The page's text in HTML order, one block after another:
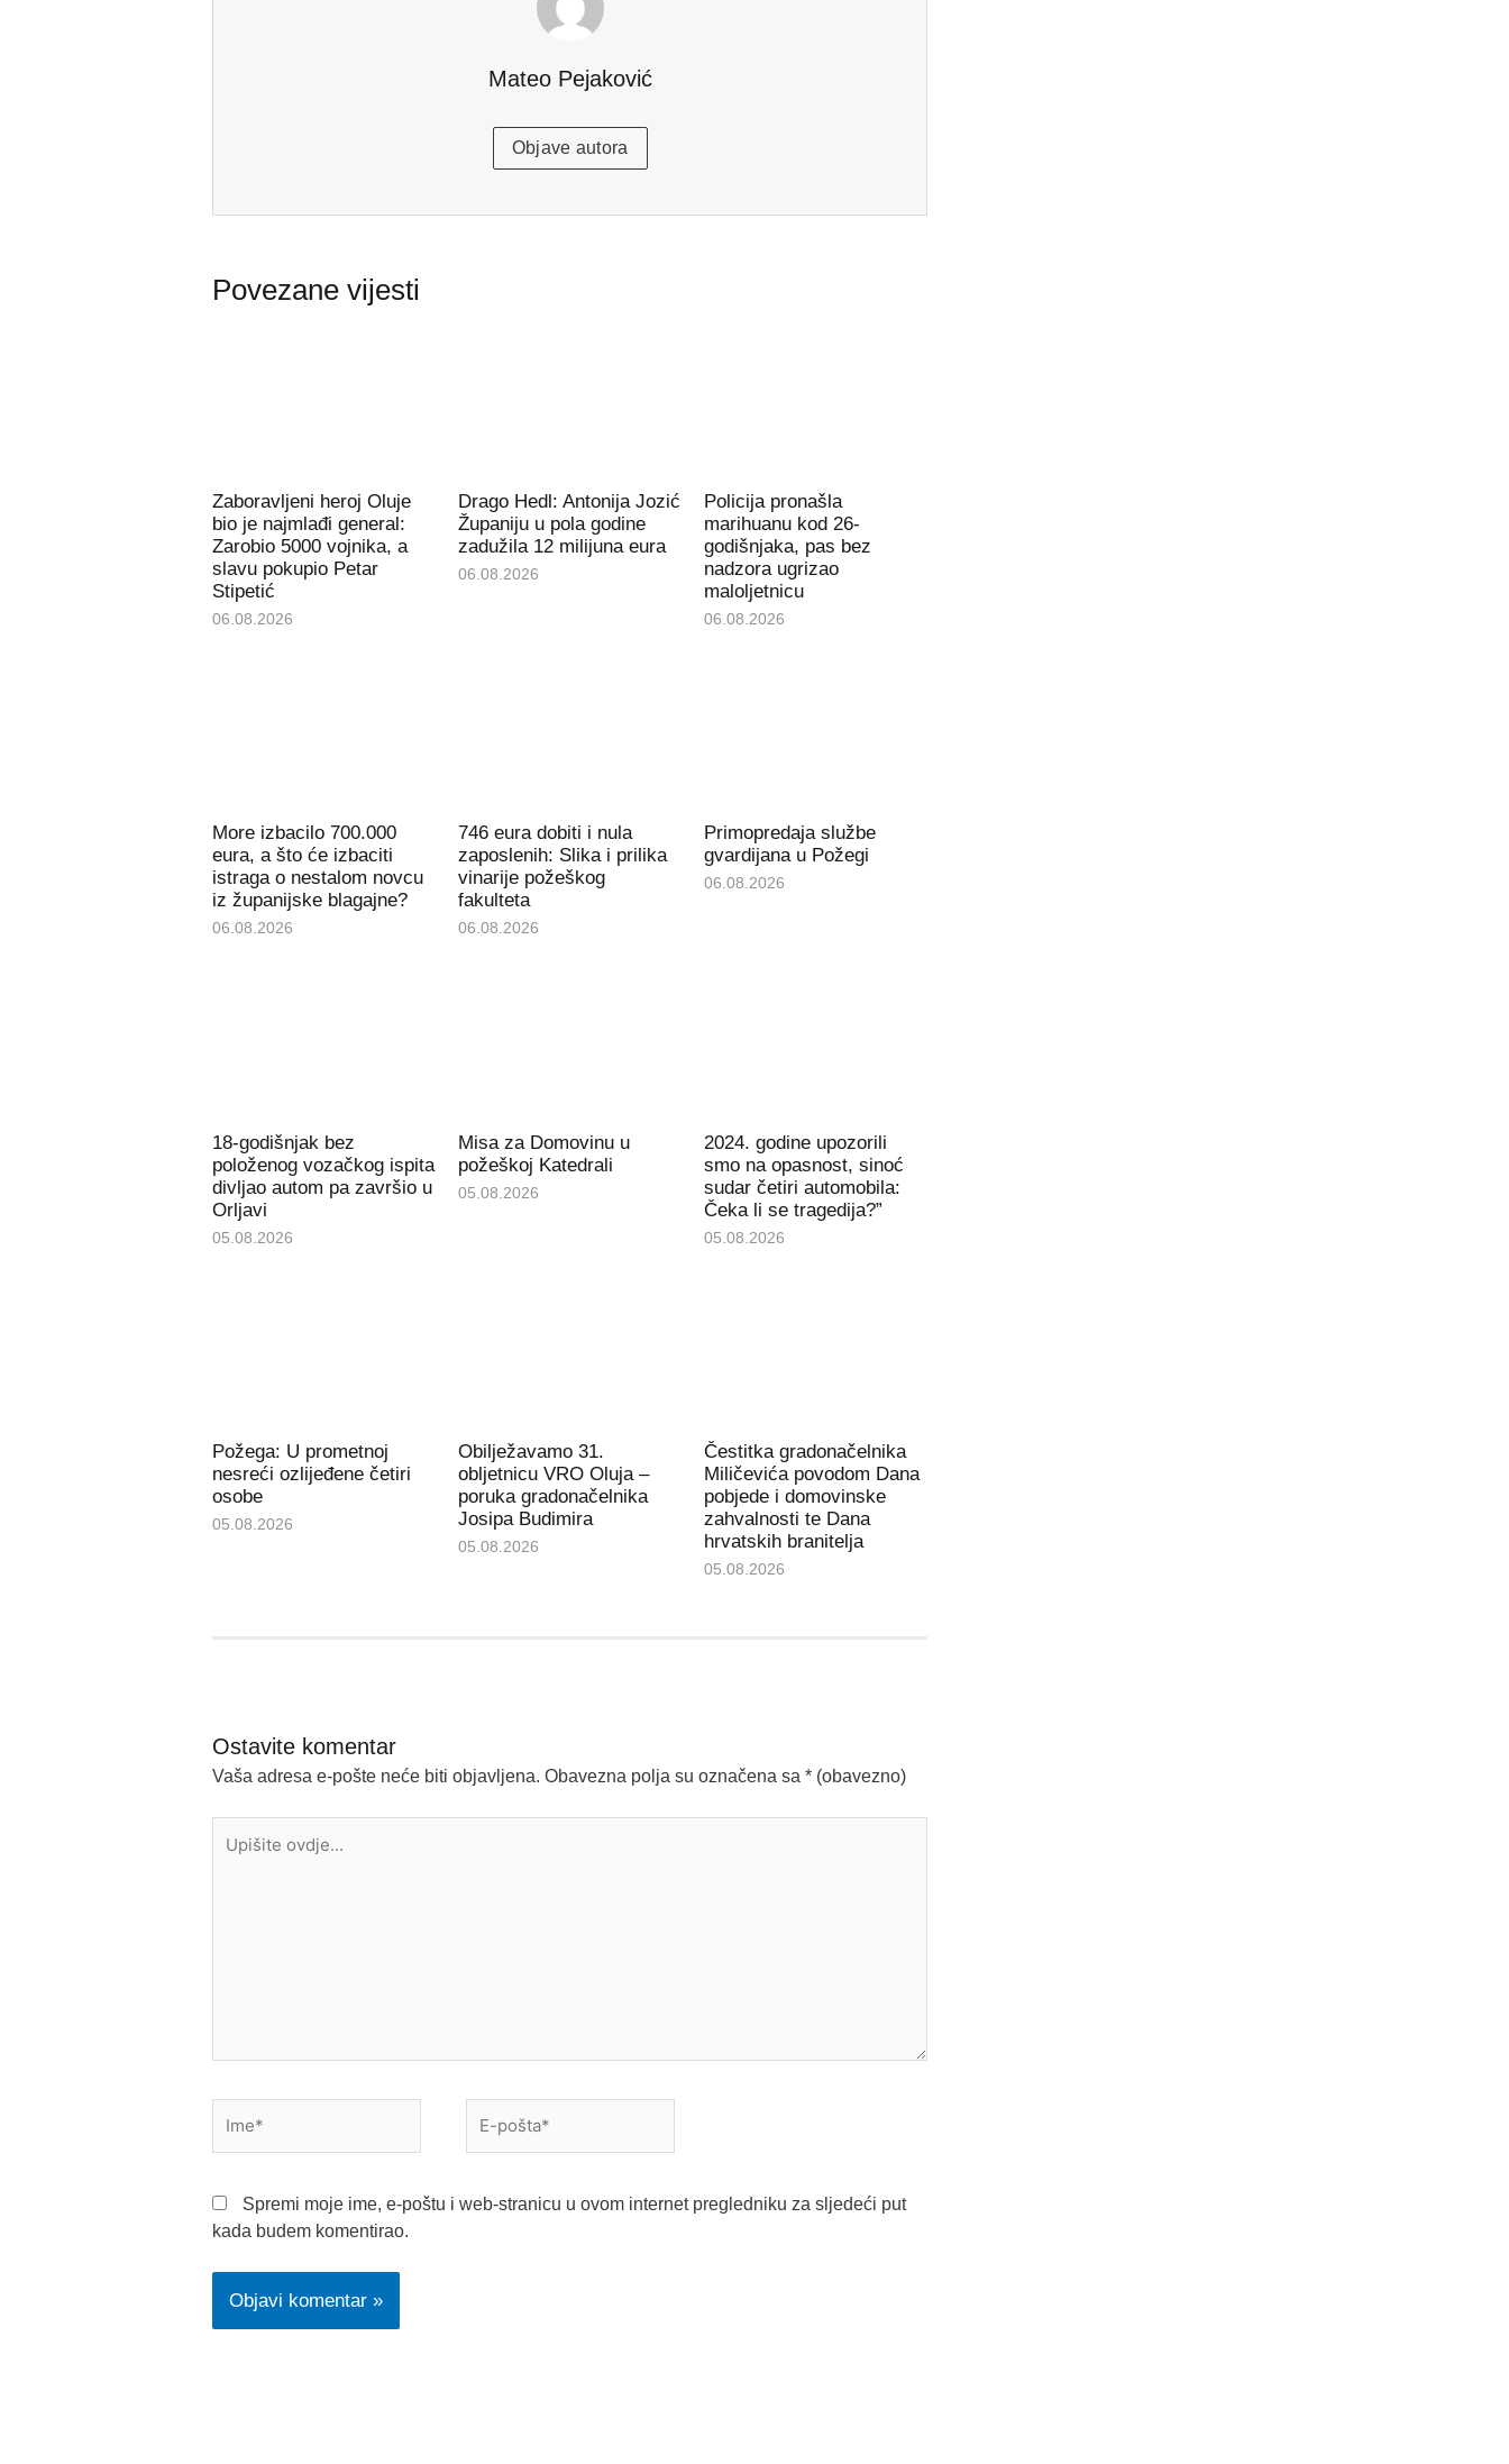
Mateo Pejaković
Objave autora
Povezane vijesti
Zaboravljeni heroj Oluje
bio je najmlađi general:
Zarobio 5000 vojnika, a
slavu pokupio Petar
Stipetić
06.08.2026
Drago Hedl: Antonija Jozić
Županiju u pola godine
zadužila 12 milijuna eura
06.08.2026
Policija pronašla
marihuanu kod 26-
godišnjaka, pas bez
nadzora ugrizao
maloljetnicu
06.08.2026
More izbacilo 700.000
eura, a što će izbaciti
istraga o nestalom novcu
iz županijske blagajne?
06.08.2026
746 eura dobiti i nula
zaposlenih: Slika i prilika
vinarije požeškog
fakulteta
06.08.2026
Primopredaja službe
gvardijana u Požegi
06.08.2026
18-godišnjak bez
položenog vozačkog ispita
divljao autom pa završio u
Orljavi
05.08.2026
Misa za Domovinu u
požeškoj Katedrali
05.08.2026
2024. godine upozorili
smo na opasnost, sinoć
sudar četiri automobila:
Čeka li se tragedija?”
05.08.2026
Požega: U prometnoj
nesreći ozlijeđene četiri
osobe
05.08.2026
Obilježavamo 31.
obljetnicu VRO Oluja –
poruka gradonačelnika
Josipa Budimira
05.08.2026
Čestitka gradonačelnika
Miličevića povodom Dana
pobjede i domovinske
zahvalnosti te Dana
hrvatskih branitelja
05.08.2026
Ostavite komentar
Vaša adresa e-pošte neće biti objavljena. Obavezna polja su označena sa * (obavezno)
ovdje...
pošta*
Spremi moje ime, e-poštu i web-stranicu u ovom internet pregledniku za sljedeći put
kada budem komentirao.